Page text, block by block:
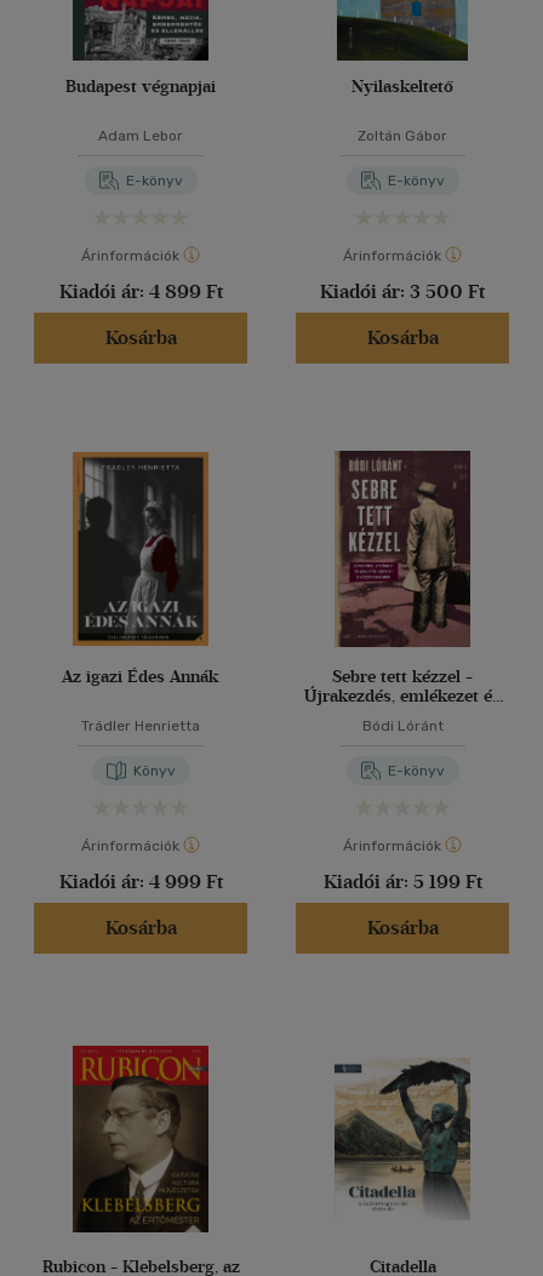
Budapest végnapjai
Adam Lebor
E-könyv
Árinformációk
Kiadói ár: 4 899 Ft
Kosárba
Nyilaskeltető
Zoltán Gábor
E-könyv
Árinformációk
Kiadói ár: 3 500 Ft
Kosárba
Az igazi Édes Annák
Trádler Henrietta
Könyv
Árinformációk
Kiadói ár: 4 999 Ft
Kosárba
Sebre tett kézzel -
Újrakezdés, emlékezet és
vészkorszak után
Bódi Lóránt
E-könyv
Árinformációk
Kiadói ár: 5 199 Ft
Kosárba
Rubicon - Klebelsberg, az Citadella